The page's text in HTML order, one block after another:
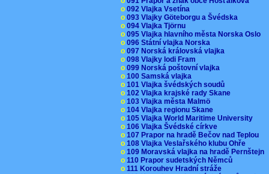
o 092 Vlajka Vsetína
o 093 Vlajky Göteborgu a Švédska
o 094 Vlajka Tjörnu
o 095 Vlajka hlavního města Norska Oslo
o 096 Státní vlajka Norska
o 097 Norská královská vlajka
o 098 Vlajky lodi Fram
o 099 Norská poštovní vlajka
o 100 Samská vlajka
o 101 Vlajka švédských soudů
o 102 Vlajka krajské rady Skane
o 103 Vlajka města Malmö
o 104 Vlajka regionu Skane
o 105 Vlajka World Maritime University
o 106 Vlajka Švédské církve
o 107 Prapor na hradě Bečov nad Teplou
o 108 Vlajka Veslařského klubu Ohře
o 109 Moravská vlajka na hradě Pernštejn
o 110 Prapor sudetských Němců
o 111 Korouhev Hradní stráže